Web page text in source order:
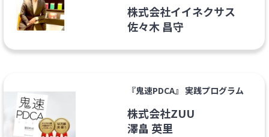
株式会社イイネクサス
佐々木 昌守
『鬼速PDCA』 実践プログラム
株式会社ZUU
澤畠 英里